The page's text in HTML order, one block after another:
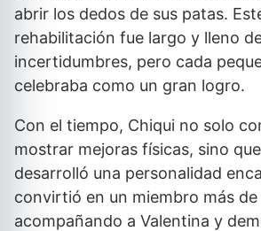
abrir los dedos de sus patas.
rehabilitación fue largo y lleno
incertidumbres, pero cada
celebraba como un gran logro.
Con el tiempo, Chiqui no solo
mostrar mejoras físicas, sino
desarrolló una personalidad
convirtió en un miembro más de
acompañando a Valentina y